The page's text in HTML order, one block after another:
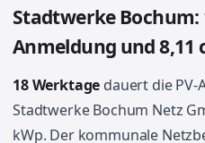
Stadtwerke Bochum:
Anmeldung und 8,11
18 Werktage dauert die
Stadtwerke Bochum Netz
kWp. Der kommunale